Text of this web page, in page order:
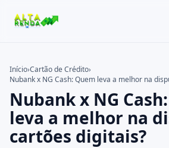
Cartão de Crédito
Empréstimo
Buscar no site
Buscar por:
Pressione Enter para buscar ou
Início›Cartão de Crédito›
Nubank x NG Cash: Quem leva a melhor na
Nubank x NG
leva a melhor na
cartões digitais?